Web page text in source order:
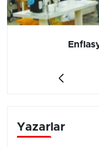
Yazarlar